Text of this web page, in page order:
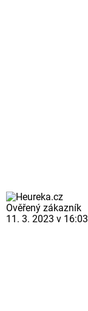
Ověřený zákazník
11. 3. 2023 v 16:03